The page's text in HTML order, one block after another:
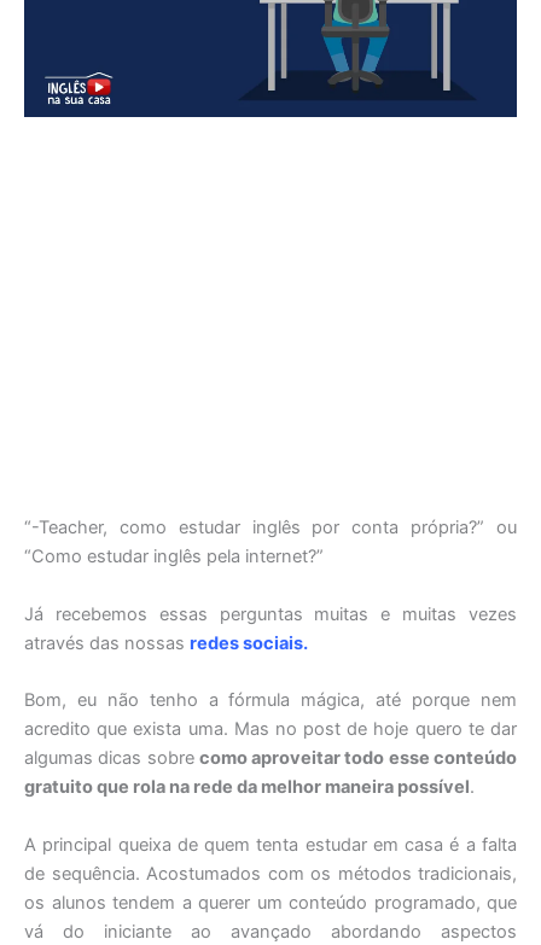
“-Teacher, como estudar inglês por conta própria?” ou
“Como estudar inglês pela internet?”
Já recebemos essas perguntas muitas e muitas vezes
através das nossas redes sociais.
Bom, eu não tenho a fórmula mágica, até porque nem
acredito que exista uma. Mas no post de hoje quero te dar
algumas dicas sobre como aproveitar todo esse conteúdo
gratuito que rola na rede da melhor maneira possível.
A principal queixa de quem tenta estudar em casa é a falta
de sequência. Acostumados com os métodos tradicionais,
os alunos tendem a querer um conteúdo programado, que
vá do iniciante ao avançado abordando aspectos